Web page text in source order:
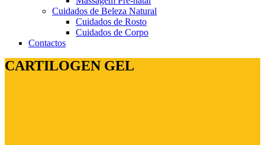
Cuidados de Beleza Natural
Cuidados de Rosto
Cuidados de Corpo
Contactos
CARTILOGEN GEL